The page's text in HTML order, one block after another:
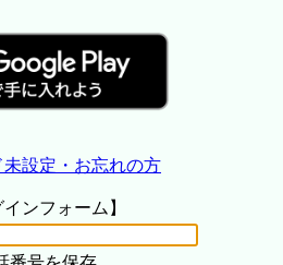
設定・お忘れの方
インフォーム】